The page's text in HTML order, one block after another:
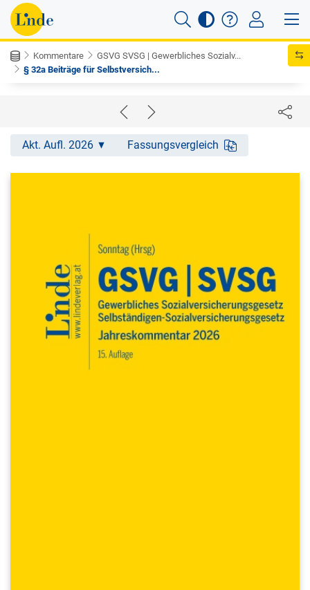
Kommentare
GSVG SVSG | Gewerbliches Sozialv...
§ 32a Beiträge für Selbstversich...
Akt. Aufl. 2026 Fassungsvergleich